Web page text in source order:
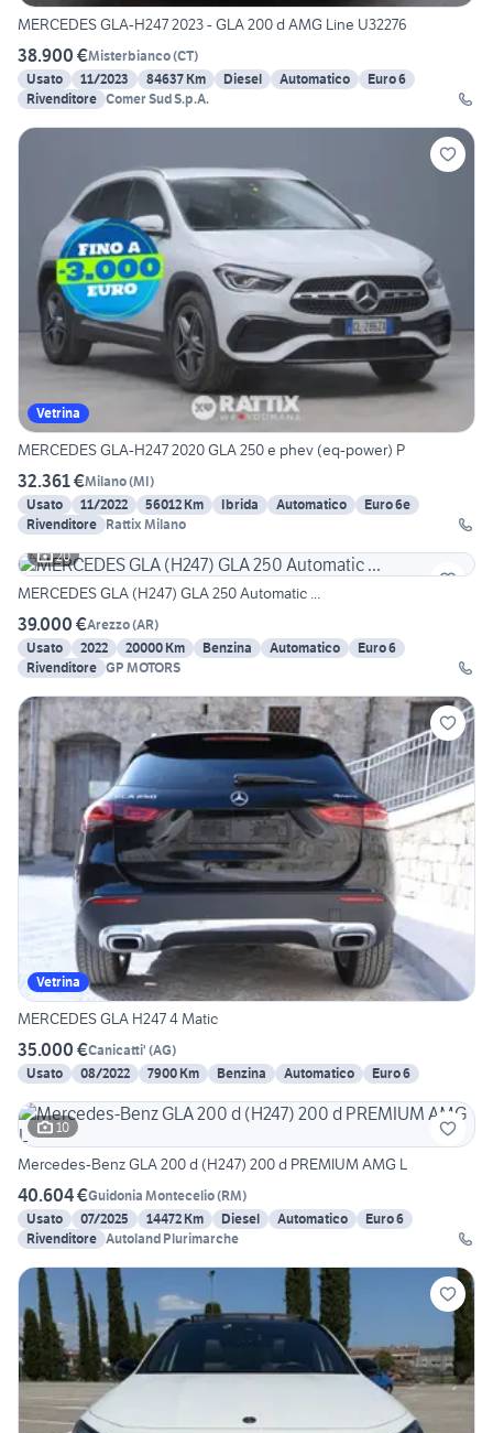
MERCEDES GLA-H247 2023 - GLA 200 d AMG Line U32276
38.900 €Misterbianco(CT)
Usato
11/2023 84637 Km Diesel Automatico
Euro 6
Rivenditore Comer Sud S.p.A.
Vetrina
MERCEDES GLA-H247 2020 GLA 250 e phev (eq-power) P
32.361 €Milano(MI)
Usato
11/2022 56012 Km Ibrida Automatico
Euro 6e
Rivenditore Rattix Milano
20
MERCEDES GLA (H247) GLA 250 Automatic ...
39.000 €Arezzo(AR)
Usato
2022 20000 Km Benzina Automatico
Euro 6
Rivenditore GP MOTORS
Vetrina
MERCEDES GLA H247 4 Matic
35.000 €Canicatti' (AG)
Usato
08/2022 7900 Km Benzina Automatico Euro 6
10
Mercedes-Benz GLA 200 d (H247) 200 d PREMIUM AMG L
40.604 €Guidonia Montecelio(RM)
Usato
07/2025 14472 Km Diesel Automatico
Euro 6
Rivenditore Autoland Plurimarche